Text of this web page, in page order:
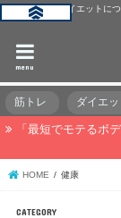
主に筋トレ・ダイエットに
menu
筋トレ ダイエッ
「最短でモテるボ
HOME 健康